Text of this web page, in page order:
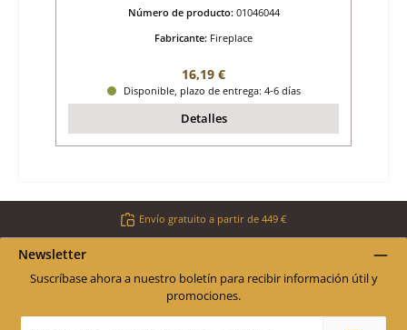
Número de producto: 01046044
Fabricante: Fireplace
Precio normal:
16,19 €
Disponible, plazo de entrega: 4-6 días
Detalles
Envío gratuito a partir de 449 €
Newsletter
Suscríbase ahora a nuestro boletín para recibir información útil y
promociones.